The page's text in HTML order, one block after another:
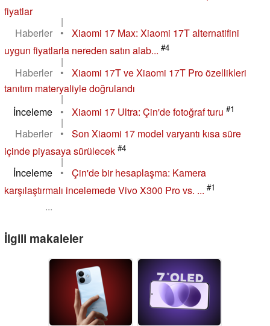
fiyatlar
|
Haberler
•
Xiaomi 17 Max: Xiaomi 17T alternatifini
uygun fiyatlarla nereden satın alab... #4
|
Haberler
•
Xiaomi 17T ve Xiaomi 17T Pro özellikleri
tanıtım materyaliyle doğrulandı
|
İnceleme
• Xiaomi 17 Ultra: Çin'de fotoğraf turu #1
|
Haberler
•
Son Xiaomi 17 model varyantı kısa süre
içinde piyasaya sürülecek #4
|
İnceleme
•
Çin'de bir hesaplaşma: Kamera
karşılaştırmalı incelemede Vivo X300 Pro vs. ... #1
...
İlgili makaleler